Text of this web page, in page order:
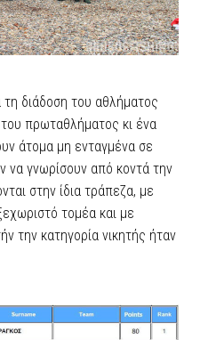
διάδοση του αθλήματος
πρωταθλήματος κι ένα
άτομα μη ενταγμένα σε
να γνωρίσουν από κοντά την
στην ίδια τράπεζα, με
τομέα και με
την κατηγορία νικητής ήταν